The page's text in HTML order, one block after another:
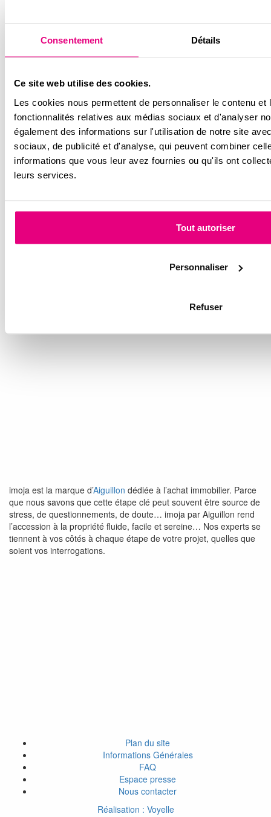
Consentement Détails
Ce site web utilise des cookies.
Les cookies nous permettent de personnaliser le contenu
fonctionnalités relatives aux médias sociaux et d'analyser
également des informations sur l'utilisation de notre site
sociaux, de publicité et d'analyse, qui peuvent combiner
informations que vous leur avez fournies ou qu'ils ont
leurs services.
Tout autoriser
Personnaliser
Refuser
Comment améliorer l’isolation phonique de son logement ?
Le bruit fait partie des principales sources d'inconfort dans un
Plus d'actus
Newsletter
Conseils et astuces d’imoja pour préparer votre achat et bien
vivre dans votre logement
Email
RGPD*
imoja est la marque d’Aiguillon dédiée à l’achat immobilier. Parce
que nous savons que cette étape clé peut souvent être source de
stress, de questionnements, de doute… imoja par Aiguillon rend
l’accession à la propriété fluide, facile et sereine… Nos experts se
tiennent à vos côtés à chaque étape de votre projet, quelles que
soient vos interrogations.
Plan du site
Informations Générales
FAQ
Espace presse
Nous contacter
Réalisation : Voyelle